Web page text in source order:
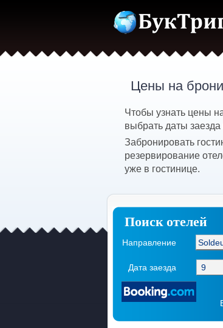
Цены на
Чтобы узнать цены
выбрать даты
Забронировать
резервирование
уже в гостинице.
Поиск отелей
Направление
Дата заезда